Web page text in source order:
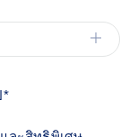
*